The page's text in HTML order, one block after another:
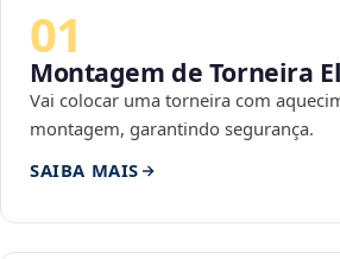
01
Montagem de Torneira
Vai colocar uma torneira com
montagem, garantindo segurança.
SAIBA MAIS